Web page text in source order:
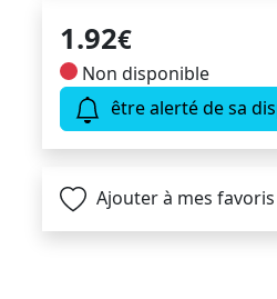
1.92€
Non disponible
être alerté de sa
Ajouter à mes favoris